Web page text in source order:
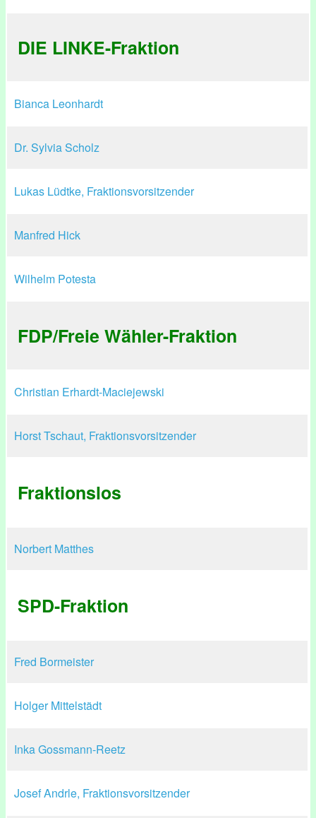
DIE LINKE-Fraktion
Bianca Leonhardt
Dr. Sylvia Scholz
Lukas Lüdtke, Fraktionsvorsitzender
Manfred Hick
Wilhelm Potesta
FDP/Freie Wähler-Fraktion
Christian Erhardt-Maciejewski
Horst Tschaut, Fraktionsvorsitzender
Fraktionslos
Norbert Matthes
SPD-Fraktion
Fred Bormeister
Holger Mittelstädt
Inka Gossmann-Reetz
Josef Andrle, Fraktionsvorsitzender